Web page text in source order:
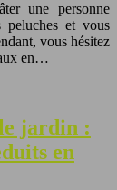
une personne
peluches et vous
vous hésitez
en…
jardin :
en